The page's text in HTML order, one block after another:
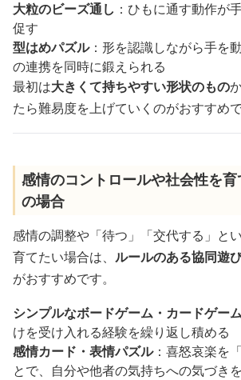
大粒のビーズ通し ：ひもに通す動作が
促す
型はめパズル：形を認識しながら手を
の連携を同時に鍛えられる
最初は大きくて持ちやすい形状のもの
たら難易度を上げていくのがおすすめで
感情のコントロールや社会性を
の場合
感情の調整や「待つ」「交代する」と
育てたい場合は、 ルールのある協同遊
がおすすめです。
シンプルなボードゲーム・カードゲー
けを受け入れる経験を繰り返し積める
感情カード・表情パズル：喜怒哀楽を
とで、自分や他者の気持ちへの気づき